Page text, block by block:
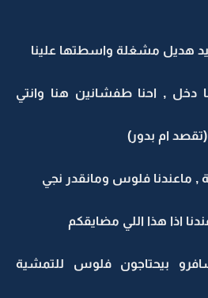
هديل مشغلة واسطتها علينا
دخل , احنا طفشانين هنا وانتي
(تقصد ام بدور)
, ماعندنا فلوس ومانقدر نجي
اذا هذا اللي مضايقكم
بيحتاجون فلوس للتمشية